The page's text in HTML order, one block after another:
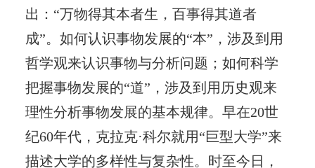
出：“万物得其本者生，百事得其道者
成”。如何认识事物发展的“本”，涉及到用
哲学观来认识事物与分析问题；如何科学
把握事物发展的“道”，涉及到用历史观来
理性分析事物发展的基本规律。早在20世
纪60年代，克拉克·科尔就用“巨型大学”来
描述大学的多样性与复杂性。时至今日，